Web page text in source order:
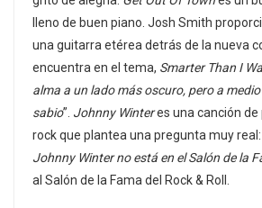
lleno de buen piano. Josh Smith
una guitarra etérea detrás de la nueva
encuentra en el tema, Smarter Than I
alma a un lado más oscuro, pero a
sabio”. Johnny Winteres una canción
rock que plantea una pregunta muy real:
Johnny Winter no está en el Salón de la
al Salón de la Fama del Rock & Roll.